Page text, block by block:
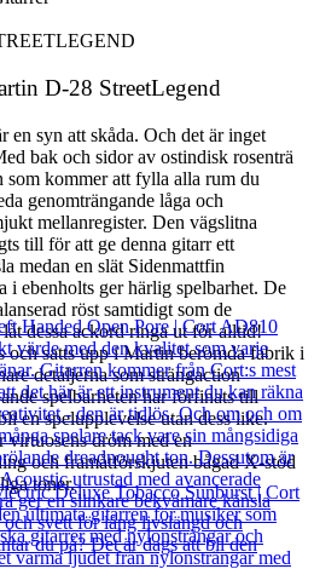
D-28 StreetLegend
en syn att skåda. Och det är inget
bak och sidor av ostindisk rosenträ
som kommer att fylla alla rum du
genomträngande låga och
mellanregister. Den vägslitna
till för att ge denna gitarr ett
medan en slät Sidenmattfin
i ebenholts ger härlig spelbarhet. De
röst samtidigt som de
dessa ackord ringa ut för alltid!
och satts upp i Martin berömda fabrik i
detaljerna som strängaction
spelbarheten har förfinats till
en spelupplevelse utan dess like.
virtuosens dröm med en
och framåtförskjuten bågad X-stöd
toner.